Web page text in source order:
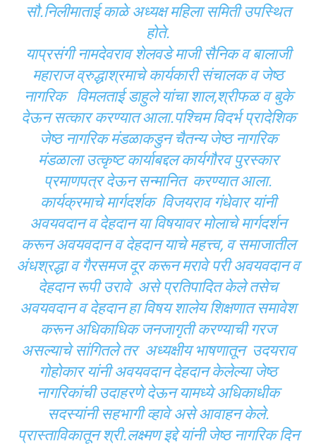
सौ.निलीमाताई काळे अध्यक्ष महिला समिती उपस्थित
होते.
याप्रसंगी नामदेवराव शेलवडे माजी सैनिक व बालाजी
महाराज व्रुद्धाश्रमाचे कार्यकारी संचालक व जेष्ठ
नागरिक विमलताई डाहुले यांचा शाल,श्रीफळ व बुके
देऊन सत्कार करण्यात आला.पश्चिम विदर्भ प्रादेशिक
जेष्ठ नागरिक मंडळाकडुन चैतन्य जेष्ठ नागरिक
मंडळाला उत्कृष्ट कार्याबद्दल कार्यगौरव पुरस्कार
प्रमाणपत्र देऊन सन्मानित करण्यात आला.
कार्यक्रमाचे मार्गदर्शक विजयराव गंधेवार यांनी
अवयवदान व देहदान या विषयावर मोलाचे मार्गदर्शन
करून अवयवदान व देहदान याचे महत्त्व, व समाजातील
अंधश्रद्धा व गैरसमज दूर करून मरावे परी अवयवदान व
देहदान रूपी उरावे असे प्रतिपादित केले तसेच
अवयवदान व देहदान हा विषय शालेय शिक्षणात समावेश
करून अधिकाधिक जनजागृती करण्याची गरज
असल्याचे सांगितले तर अध्यक्षीय भाषणातून उदयराव
गोहोकार यांनी अवयवदान देहदान केलेल्या जेष्ठ
नागरिकांची उदाहरणे देऊन यामध्ये अधिकाधीक
सदस्यांनी सहभागी व्हावे असे आवाहन केले.
प्रास्ताविकातून श्री.लक्ष्मण इद्दे यांनी जेष्ठ नागरिक दिन